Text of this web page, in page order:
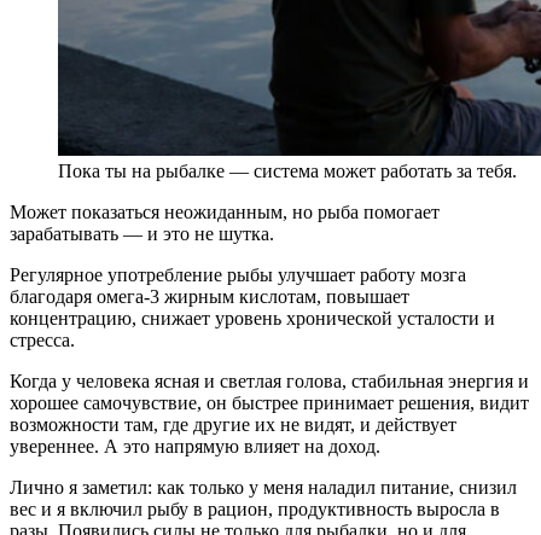
Пока ты на рыбалке — система может работать за тебя.
Может показаться неожиданным, но рыба помогает
зарабатывать — и это не шутка.
Регулярное употребление рыбы улучшает работу мозга
благодаря омега‑3 жирным кислотам, повышает
концентрацию, снижает уровень хронической усталости и
стресса.
Когда у человека ясная и светлая голова, стабильная энергия и
хорошее самочувствие, он быстрее принимает решения, видит
возможности там, где другие их не видят, и действует
увереннее. А это напрямую влияет на доход.
Лично я заметил: как только у меня наладил питание, снизил
вес и я включил рыбу в рацион, продуктивность выросла в
разы. Появились силы не только для рыбалки, но и для